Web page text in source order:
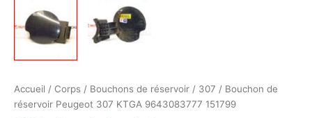
Accueil / Corps / Bouchons de réservoir / 307 / Bouchon de
réservoir Peugeot 307 KTGA 9643083777 151799